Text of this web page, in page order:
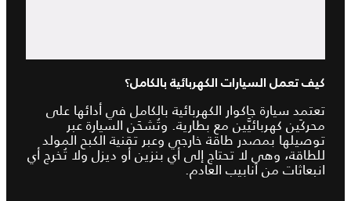
كيف تعمل السيارات الكهربائية بالكامل؟
تعتمد سيارة جاكوار الكهربائية بالكامل في أدائها على
محركَين كهربائيَّين مع بطارية. وتُشحَن السيارة عبر
توصيلها بمصدر طاقة خارجي وعبر تقنية الكبح المولد
للطاقة، وهي لا تحتاج إلى أي بنزين أو ديزل ولا تُخرج أي
انبعاثات من أنابيب العادم.